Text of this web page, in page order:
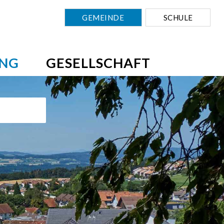
GEMEINDE SCHULE
GESELLSCHAFT